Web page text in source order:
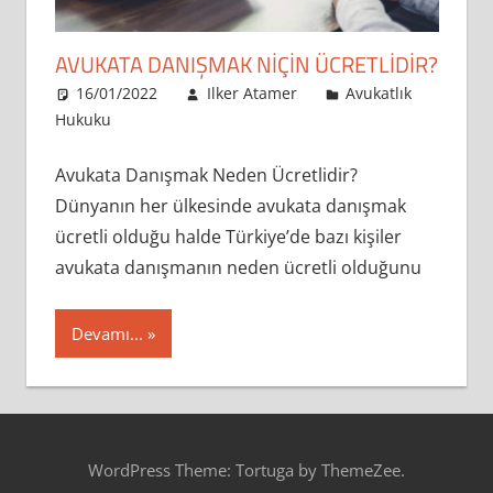
AVUKATA DANIŞMAK NIÇIN ÜCRETLIDIR?
16/01/2022 Ilker Atamer
Avukatlık
Hukuku
Avukata Danışmak Neden Ücretlidir?
Dünyanın her ülkesinde avukata danışmak
ücretli olduğu halde Türkiye’de bazı kişiler
avukata danışmanın neden ücretli olduğunu
Devamı...
WordPress Theme: Tortuga by ThemeZee.